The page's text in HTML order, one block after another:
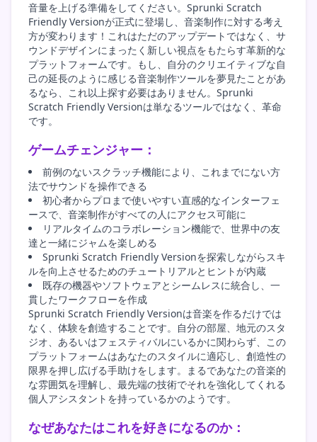
音量を上げる準備をしてください。Sprunki Scratch
Friendly Versionが正式に登場し、音楽制作に対する考え
方が変わります！これはただのアップデートではなく、サ
ウンドデザインにまったく新しい視点をもたらす革新的な
プラットフォームです。もし、自分のクリエイティブな自
己の延長のように感じる音楽制作ツールを夢見たことがあ
るなら、これ以上探す必要はありません。Sprunki
Scratch Friendly Versionは単なるツールではなく、革命
です。
ゲームチェンジャー：
前例のないスクラッチ機能により、これまでにない方
法でサウンドを操作できる
初心者からプロまで使いやすい直感的なインターフェ
ースで、音楽制作がすべての人にアクセス可能に
リアルタイムのコラボレーション機能で、世界中の友
達と一緒にジャムを楽しめる
Sprunki Scratch Friendly Versionを探索しながらスキ
ルを向上させるためのチュートリアルとヒントが内蔵
既存の機器やソフトウェアとシームレスに統合し、一
貫したワークフローを作成
Sprunki Scratch Friendly Versionは音楽を作るだけでは
なく、体験を創造することです。自分の部屋、地元のスタ
ジオ、あるいはフェスティバルにいるかに関わらず、この
プラットフォームはあなたのスタイルに適応し、創造性の
限界を押し広げる手助けをします。まるであなたの音楽的
な雰囲気を理解し、最先端の技術でそれを強化してくれる
個人アシスタントを持っているかのようです。
なぜあなたはこれを好きになるのか：